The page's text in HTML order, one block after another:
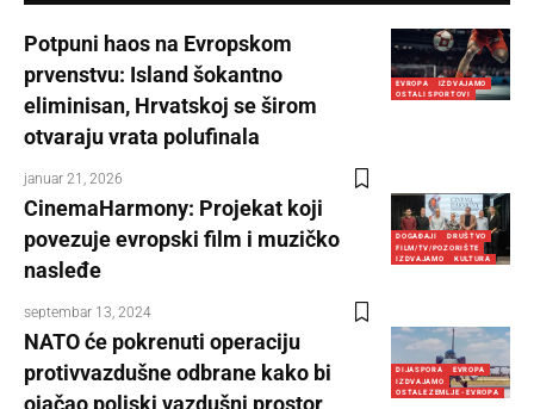
EVROPA
IZDVAJAMO
OSTALI SPORTOVI
Potpuni haos na Evropskom
prvenstvu: Island šokantno
eliminisan, Hrvatskoj se širom
otvaraju vrata polufinala
januar 21, 2026
DOGAĐAJI
DRUŠTVO
FILM/TV/POZORIŠTE
IZDVAJAMO
KULTURA
CinemaHarmony: Projekat koji
povezuje evropski film i muzičko
nasleđe
septembar 13, 2024
DIJASPORA
EVROPA
IZDVAJAMO
OSTALE ZEMLJE - EVROPA
NATO će pokrenuti operaciju
protivvazdušne odbrane kako bi
ojačao poljski vazdušni prostor